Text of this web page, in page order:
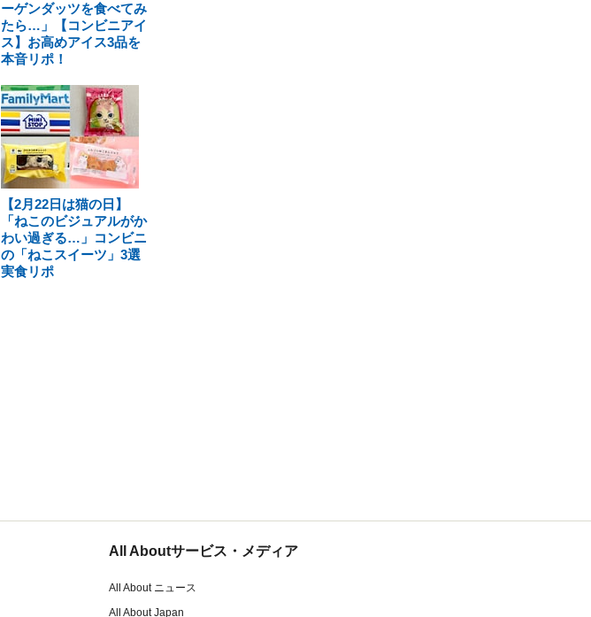
ーゲンダッツを食べてみ
たら…」【コンビニアイ
ス】お高めアイス3品を
本音リポ！
【2月22日は猫の日】
「ねこのビジュアルがか
わい過ぎる…」コンビニ
の「ねこスイーツ」3選
実食リポ
All Aboutサービス・メディア
All About ニュース
All About Japan